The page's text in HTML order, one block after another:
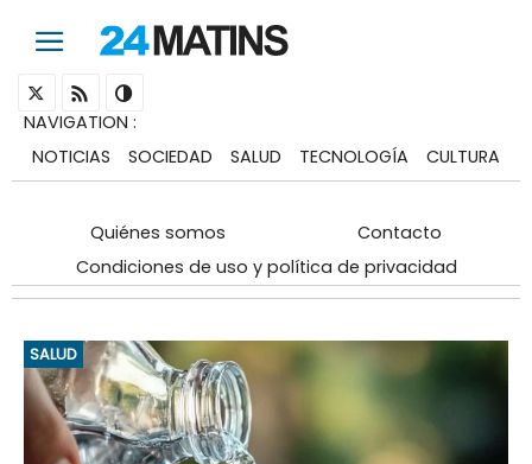
NAVIGATION :
NOTICIAS
SOCIEDAD SALUD TECNOLOGÍA CULTURA
Quiénes somos
Contacto
Condiciones de uso y política de privacidad
SALUD